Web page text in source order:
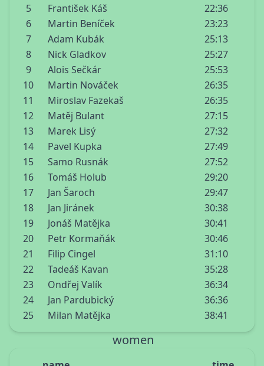
5
František Káš
22:36
6
Martin Beníček
23:23
7
Adam Kubák
25:13
8
Nick Gladkov
25:27
9
Alois Sečkár
25:53
10
Martin Nováček
26:35
11
Miroslav Fazekaš
26:35
12
Matěj Bulant
27:15
13
Marek Lisý
27:32
14
Pavel Kupka
27:49
15
Samo Rusnák
27:52
16
Tomáš Holub
29:20
17
Jan Šaroch
29:47
18
Jan Jiránek
30:38
19
Jonáš Matějka
30:41
20
Petr Kormaňák
30:46
21
Filip Cingel
31:10
22
Tadeáš Kavan
35:28
23
Ondřej Valík
36:34
24
Jan Pardubický
36:36
25
Milan Matějka 38:41
women